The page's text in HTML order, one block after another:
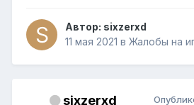
Автор: sixzerxd
11 мая 2021 в Жалобы на
sixzerxd